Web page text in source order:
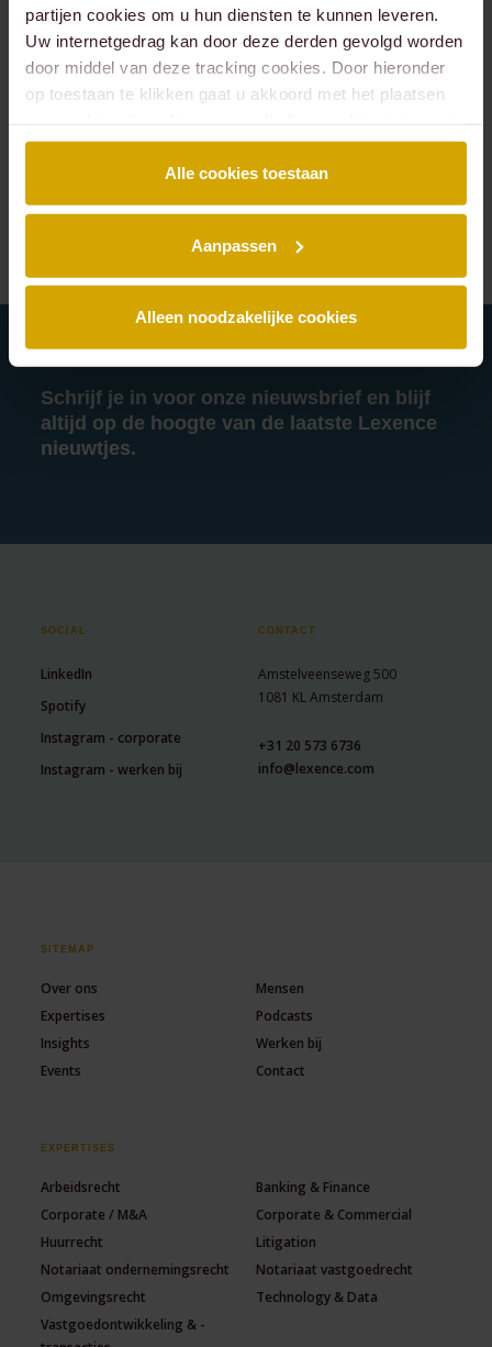
partijen cookies om u hun diensten te kunnen leveren.
Uw internetgedrag kan door deze derden gevolgd worden
door middel van deze tracking cookies. Door hieronder
op toestaan te klikken gaat u akkoord met het plaatsen
Alle cookies toestaan
Aanpassen
Alleen noodzakelijke cookies
Alle mensen van
Vastgoedontwikkeling &
Alle mensen
Schrijf je in voor onze nieuwsbrief en blijf
altijd op de hoogte van de laatste Lexence
nieuwtjes.
SOCIAL
LinkedIn
Spotify
Instagram - corporate
Instagram - werken bij
CONTACT
Amstelveenseweg 500
1081 KL Amsterdam
+31 20 573 6736
info@lexence.com
SITEMAP
Over ons
Mensen
Expertises
Podcasts
Insights
Werken bij
Events
Contact
EXPERTISES
Arbeidsrecht
Banking & Finance
Corporate / M&A
Corporate & Commercial
Huurrecht
Litigation
Notariaat ondernemingsrecht
Notariaat vastgoedrecht
Omgevingsrecht
Technology & Data
Vastgoedontwikkeling & -